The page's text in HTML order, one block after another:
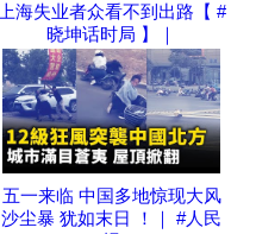
上海失业者众看不到出路【 #
晓坤话时局 】｜
五一来临 中国多地惊现大风
沙尘暴 犹如末日 ！｜ #人民